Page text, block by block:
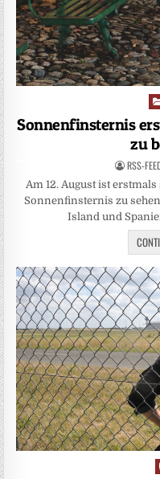
Sonnenfinsternis
zu
RSS-
Am 12. August ist
Sonnenfinsternis zu
Island und